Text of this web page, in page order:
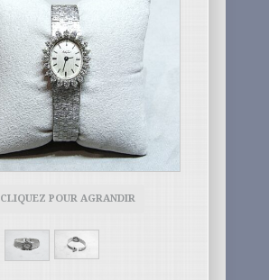
CLIQUEZ POUR AGRANDIR